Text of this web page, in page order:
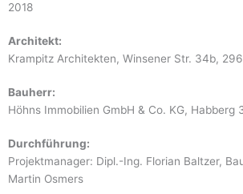
2018
Architekt:
Krampitz Architekten, Winsener Str. 34b,
Bauherr:
Höhns Immobilien GmbH & Co. KG, Habberg
Durchführung:
Projektmanager: Dipl.-Ing. Florian Baltzer,
Martin Osmers